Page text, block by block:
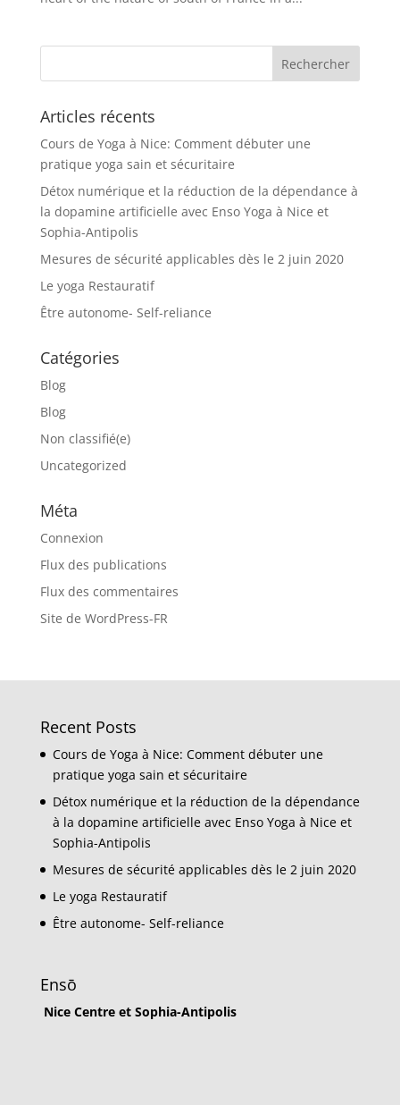
Articles récents
Cours de Yoga à Nice: Comment débuter une
pratique yoga sain et sécuritaire
Détox numérique et la réduction de la dépendance à
la dopamine artificielle avec Enso Yoga à Nice et
Sophia-Antipolis
Mesures de sécurité applicables dès le 2 juin 2020
Le yoga Restauratif
Être autonome- Self-reliance
Catégories
Blog
Blog
Non classifié(e)
Uncategorized
Méta
Connexion
Flux des publications
Flux des commentaires
Site de WordPress-FR
Recent Posts
Cours de Yoga à Nice: Comment débuter une
pratique yoga sain et sécuritaire
Détox numérique et la réduction de la dépendance
à la dopamine artificielle avec Enso Yoga à Nice et
Sophia-Antipolis
Mesures de sécurité applicables dès le 2 juin 2020
Le yoga Restauratif
Être autonome- Self-reliance
Ensō
Nice Centre et Sophia-Antipolis